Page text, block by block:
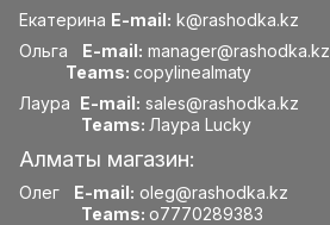
Екатерина E-mail: k@rashodka.kz
Ольга E-mail: manager@rashodka.kz
Teams: copylinealmaty
Лаура E-mail: sales@rashodka.kz
Teams: Лаура Lucky
Алматы магазин:
Олег E-mail: oleg@rashodka.kz
Teams: o7770289383